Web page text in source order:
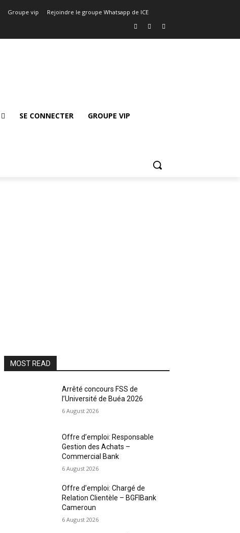
Groupe vip Rejoindre le groupe Whatsapp de ICE
SE CONNECTER GROUPE VIP
MOST READ
Arrêté concours FSS de
l’Université de Buéa 2026
6 August 2026
Offre d’emploi: Responsable
Gestion des Achats –
Commercial Bank
6 August 2026
Offre d’emploi: Chargé de
Relation Clientèle – BGFIBank
Cameroun
6 August 2026